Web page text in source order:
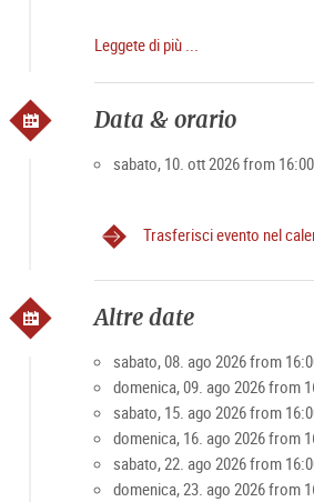
Biglietto online raccomandato:
https://shop.domquartier.at/de/
mozart
A causa del numero limitato di
telefonicamente in anticipo.
Leggete di più ...
Data & orario
sabato, 10. ott 2026 from 16:00
Trasferisci evento nel
Altre date
sabato, 08. ago 2026 from
domenica, 09. ago 2026 from
sabato, 15. ago 2026 from
domenica, 16. ago 2026 from
sabato, 22. ago 2026 from
domenica, 23. ago 2026 from